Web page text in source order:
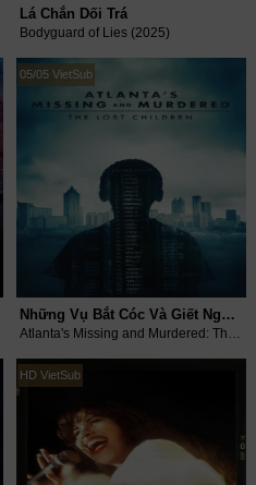
Lá Chắn Dối Trá
Bodyguard of Lies (2025)
05/05 VietSub
Những Vụ Bắt Cóc Và Giết Người Ở Atlanta: Những Đứa Trẻ Mất Tích
Atlanta's Missing and Murdered: The Lost Children (2025)
HD VietSub